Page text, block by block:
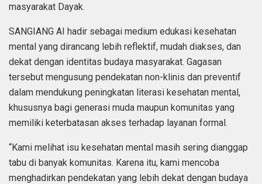
masyarakat Dayak.
SANGIANG AI hadir sebagai medium edukasi kesehatan
mental yang dirancang lebih reflektif, mudah diakses, dan
dekat dengan identitas budaya masyarakat. Gagasan
tersebut mengusung pendekatan non-klinis dan preventif
dalam mendukung peningkatan literasi kesehatan mental,
khususnya bagi generasi muda maupun komunitas yang
memiliki keterbatasan akses terhadap layanan formal.
“Kami melihat isu kesehatan mental masih sering dianggap
tabu di banyak komunitas. Karena itu, kami mencoba
menghadirkan pendekatan yang lebih dekat dengan budaya